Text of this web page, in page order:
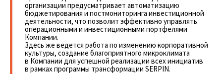
организации предусматривает автоматизацию
бюджетирования и постмониторинга инвестиционной
деятельности, что позволит эффективно управлять
операционными и инвестиционными портфелями
Компании.
Здесь же ведется работа по изменению корпоративной
культуры, создание благоприятного микроклимата
в Компании для успешной реализации всех инициатив
в рамках программы трансформации SERPIN.